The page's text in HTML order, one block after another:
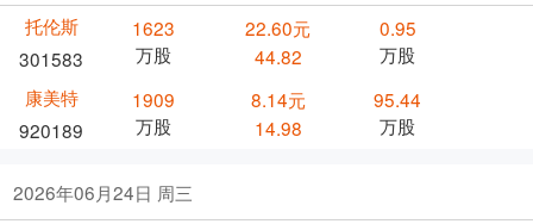
托伦斯
301583
1623
万股
22.60元
44.82
0.95
万股
康美特
920189
1909
万股
8.14元
14.98
95.44
万股
2026年06月24日 周三